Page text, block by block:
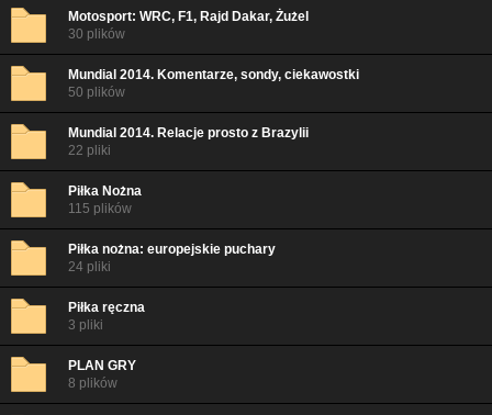
Motosport: WRC, F1, Rajd Dakar, Żużel
30 plików
Mundial 2014. Komentarze, sondy, ciekawostki
50 plików
Mundial 2014. Relacje prosto z Brazylii
22 pliki
Piłka Nożna
115 plików
Piłka nożna: europejskie puchary
24 pliki
Piłka ręczna
3 pliki
PLAN GRY
8 plików